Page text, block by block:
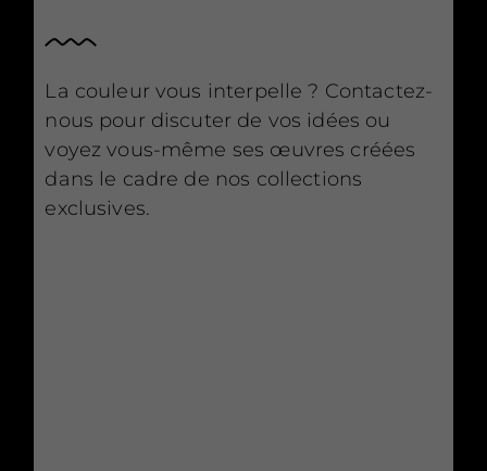
La couleur vous interpelle ? Contactez-
nous pour discuter de vos idées ou
voyez vous-même ses œuvres créées
dans le cadre de nos collections
exclusives.